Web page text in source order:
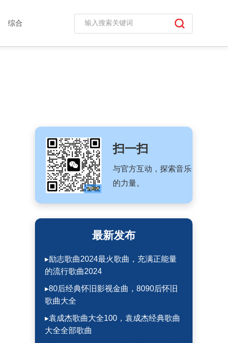
综合
扫一扫
与官方互动，探索音乐
的力量。
最新发布
▸励志歌曲2024最火歌曲，充满正能量
的流行歌曲2024
▸80后经典怀旧影视金曲，8090后怀旧
歌曲大全
▸袁成杰歌曲大全100，袁成杰经典歌曲
大全全部歌曲